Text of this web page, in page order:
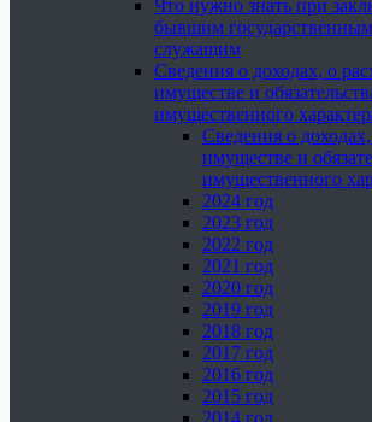
Что нужно знать при
бывшим
служащим
Сведения о доходах, о
имуществе и
имущественного
Сведения о
имуществе и
имущественного
2024 год
2023 год
2022 год
2021 год
2020 год
2019 год
2018 год
2017 год
2016 год
2015 год
2014 год